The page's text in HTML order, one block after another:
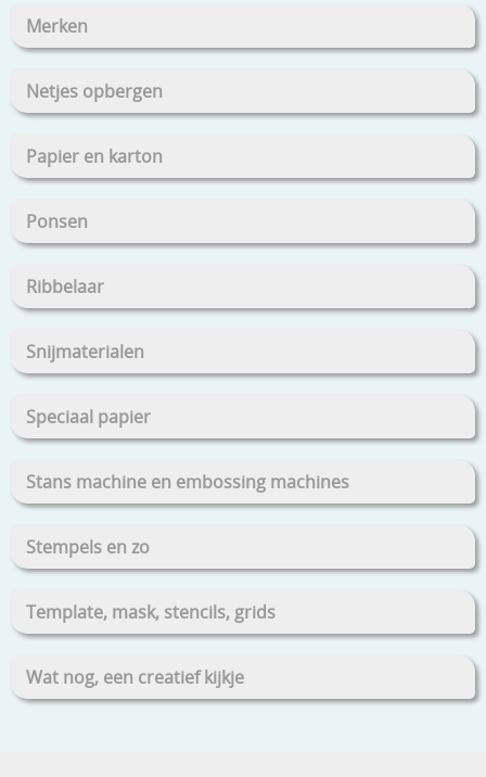
Merken
Netjes opbergen
Papier en karton
Ponsen
Ribbelaar
Snijmaterialen
Speciaal papier
Stans machine en embossing machines
Stempels en zo
Template, mask, stencils, grids
Wat nog, een creatief kijkje